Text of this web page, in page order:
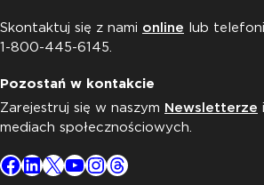
Skontaktuj się z nami online lub
1-800-445-6145.
Pozostań w kontakcie
Zarejestruj się w naszym Newsletterze
mediach społecznościowych.
Facebook
LinkedIn
X YouTube
Instagram
Threads